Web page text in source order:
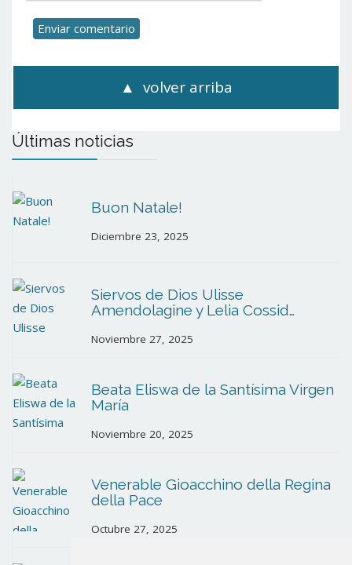
volver arriba
Últimas noticias
Buon Natale!
Diciembre 23, 2025
Siervos de Dios Ulisse
Amendolagine y Lelia Cossid…
Noviembre 27, 2025
Beata Eliswa de la Santísima Virgen
María
Noviembre 20, 2025
Venerable Gioacchino della Regina
della Pace
Octubre 27, 2025